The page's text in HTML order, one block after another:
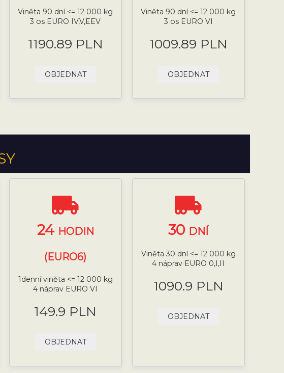
Viněta 90 dní <= 12 000 kg
3 os EURO IV,V,EEV
1190.89 PLN
OBJEDNAT
Viněta 90 dní <= 12 000 kg
3 os EURO VI
1009.89 PLN
OBJEDNAT
24 HODIN
(EURO6)
1denní viněta <= 12 000 kg
4 náprav EURO VI
149.9 PLN
OBJEDNAT
30 DNÍ
Viněta 30 dní <= 12 000 kg
4 náprav EURO 0,I,II
1090.9 PLN
OBJEDNAT